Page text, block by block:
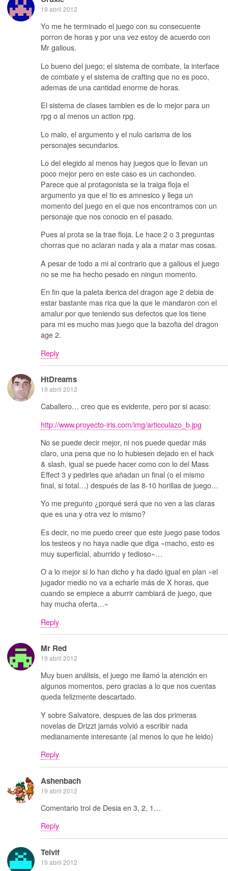
19 abril 2012
Yo me he terminado el juego con su consecuente
porron de horas y por una vez estoy de acuerdo con
Mr galious.
Lo bueno del juego; el sistema de combate, la interface
de combate y el sistema de crafting que no es poco,
ademas de una cantidad enorme de horas.
El sistema de clases tambien es de lo mejor para un
rpg o al menos un action rpg.
Lo malo, el argumento y el nulo carisma de los
personajes secundarios.
Lo del elegido al menos hay juegos que lo llevan un
poco mejor pero en este caso es un cachondeo.
Parece que al protagonista se la traiga floja el
argumento ya que el tio es amnesico y llega un
momento del juego en el que nos encontramos con un
personaje que nos conocio en el pasado.
Pues al prota se la trae floja. Le hace 2 o 3 preguntas
chorras que no aclaran nada y ala a matar mas cosas.
A pesar de todo a mi al contrario que a galious el juego
no se me ha hecho pesado en ningun momento.
En fin que la paleta iberica del dragon age 2 debia de
estar bastante mas rica que la que le mandaron con el
amalur por que teniendo sus defectos que los tiene
para mi es mucho mas juego que la bazofia del dragon
age 2.
Reply
HtDreams
19 abril 2012
Caballero… creo que es evidente, pero por si acaso:
http://www.proyecto-iris.com/img/articculazo_b.jpg
No se puede decir mejor, ni nos puede quedar más
claro, una pena que no lo hubiesen dejado en el hack
& slash, igual se puede hacer como con lo del Mass
Effect 3 y pedirles que añadan un final (o el mismo
final, si total…) después de las 8-10 horillas de juego…
Yo me pregunto ¿porqué será que no ven a las claras
que es una y otra vez lo mismo?
Es decir, no me puedo creer que este juego pase todos
los testeos y no haya nadie que diga «macho, esto es
muy superficial, aburrido y tedioso»…
O a lo mejor si lo han dicho y ha dado igual en plan «el
jugador medio no va a echarle más de X horas, que
cuando se empiece a aburrir cambiará de juego, que
hay mucha oferta…»
Reply
Mr Red
19 abril 2012
Muy buen análisis, el juego me llamó la atención en
algunos momentos, pero gracias a lo que nos cuentas
queda felizmente descartado.
Y sobre Salvatore, despues de las dos primeras
novelas de Drizzt jamás volvió a escribir nada
medianamente interesante (al menos lo que he leido)
Reply
Ashenbach
19 abril 2012
Comentario trol de Desia en 3, 2, 1…
Reply
Telvif
19 abril 2012